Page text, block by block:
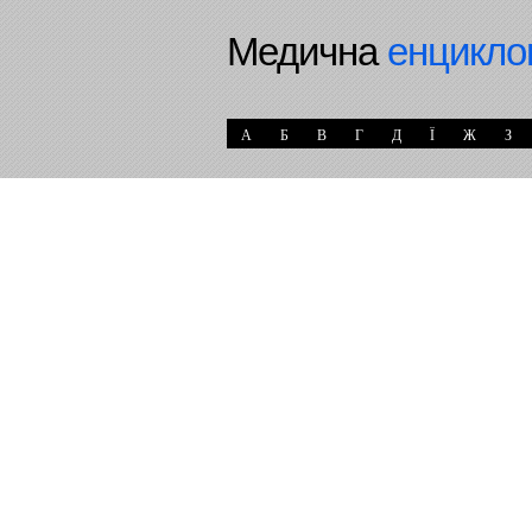
Медична
А Б В Г Д Ї Ж З